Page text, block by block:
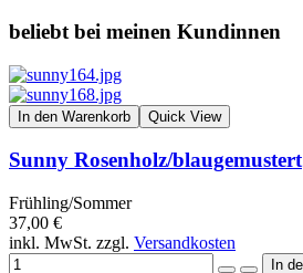
beliebt bei meinen Kundinnen
In den Warenkorb Quick View
Sunny Rosenholz/blaugemustert
Frühling/Sommer
37,00 €
inkl. MwSt. zzgl. Versandkosten